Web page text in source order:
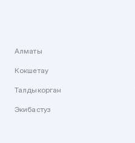
Алматы
Кокшетау
Талдыкорган
Экибастуз